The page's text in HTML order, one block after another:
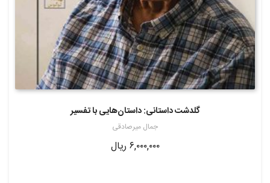
گلدشت داستانی: داستان‌هایی با تفسیر
جمال میرصادقی
۶,۰۰۰,۰۰۰ ریال